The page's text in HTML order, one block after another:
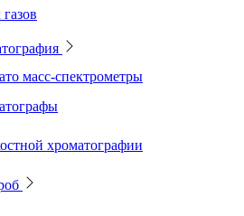
масс-спектрометры
хроматографии